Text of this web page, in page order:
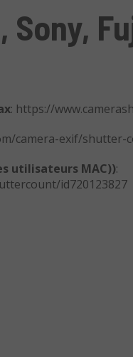
Sony,
: https://
camera-exif/shutter-
utilisateurs MAC)):
id720123827